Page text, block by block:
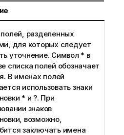
разделенных
для которых следует
уточнение. Символ* в
списка полей обозначает
В именах полей
использовать знаки
* и ?. При
знаков
возможно,
заключать имена